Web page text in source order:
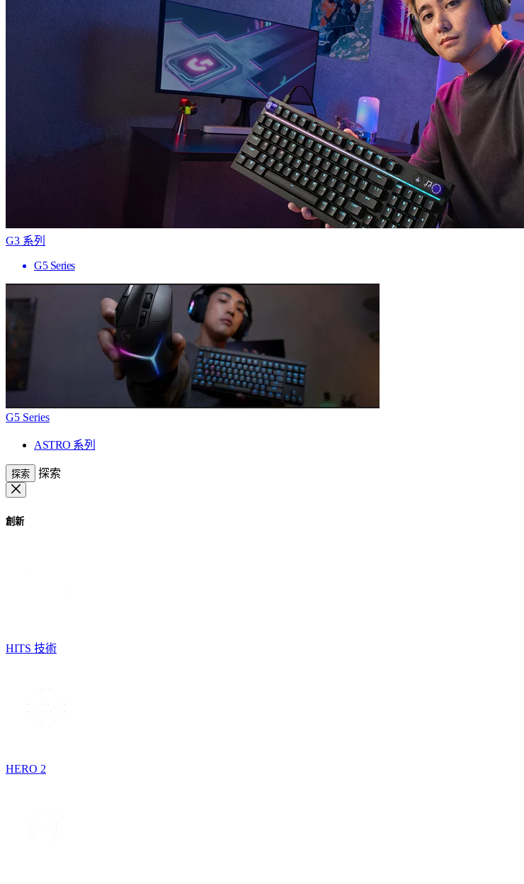
G3 系列
G5 Series
G5 Series
ASTRO 系列
探索 探索
創新
HITS 技術
HERO 2